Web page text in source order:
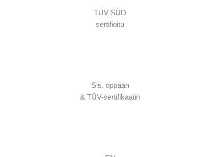
TÜV-SÜD
sertifioitu
Sis. oppaan
& TÜV-sertifikaatin